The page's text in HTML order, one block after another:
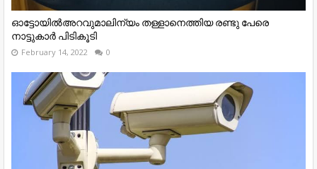
ഓട്ടോയിൽഅറവുമാലിന്യം തള്ളാനെത്തിയ രണ്ടു പേരെ
നാട്ടുകാര്‍ പിടികൂടി
February 14, 2022 0